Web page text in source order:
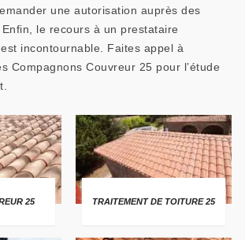
une autorisation auprès des
le recours à un prestataire
incontournable. Faites appel à
Compagnons Couvreur 25 pour l’étude
25 TRAITEMENT DE TOITURE 25